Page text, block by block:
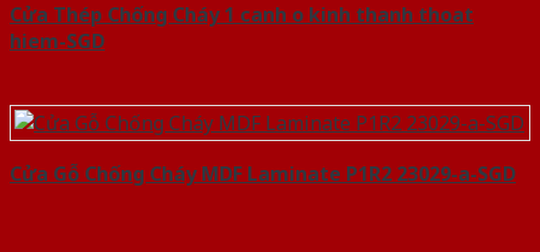
Cửa Thép Chống Cháy 1 canh o kinh thanh thoat
hiem-SGD
Cửa Gỗ Chống Cháy MDF Laminate P1R2 23029-a-SGD